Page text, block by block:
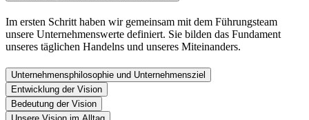
Im ersten Schritt haben wir gemeinsam mit dem Führungsteam
unsere Unternehmenswerte definiert. Sie bilden das Fundament
unseres täglichen Handelns und unseres Miteinanders.
Unternehmens­philosophie und Unternehmensziel
Entwicklung der Vision
Bedeutung der Vision